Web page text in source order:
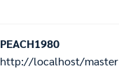
PEACH1980
http://localhost/master